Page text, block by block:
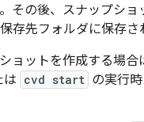
その後、スナップシ
存先フォルダに保存さ
ットを作成する場合
は cvd start の実行